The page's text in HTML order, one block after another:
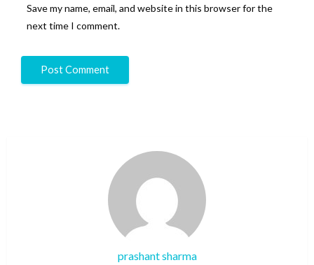
Save my name, email, and website in this browser for the
next time I comment.
prashant sharma